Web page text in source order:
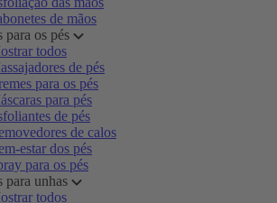
de mãos
para os pés
todos
de pés
para os pés
para pés
de pés
de calos
estar dos pés
para os pés
para unhas
todos